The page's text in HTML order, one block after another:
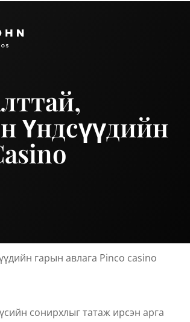
Үндсүүдийн
гарын авлага Pinco casino
сонирхлыг татаж ирсэн арга